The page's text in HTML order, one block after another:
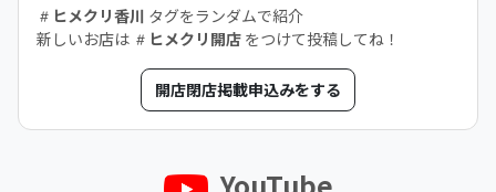
ヒメクリ香川 タグをランダムで紹介
新しいお店は
ヒメクリ開店 をつけて投稿してね！
開店閉店掲載申込みをする